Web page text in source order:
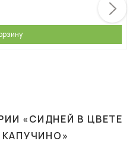
«СИДНЕЙ В ЦВЕТЕ